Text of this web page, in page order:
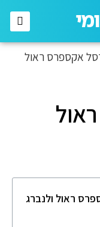
אקספרס ראול
ראול ולנברג